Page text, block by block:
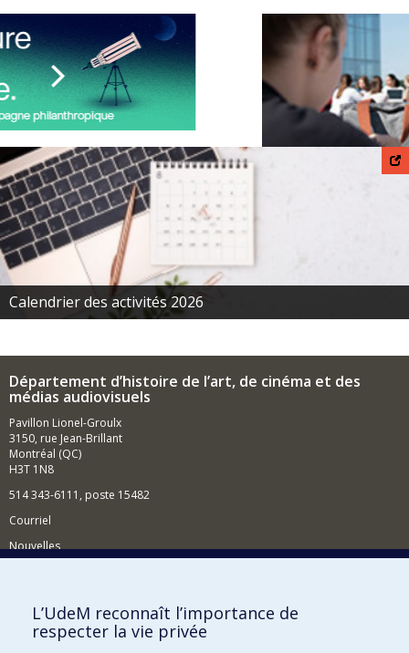
Services de soutien à la réussite et psychologique
Calendrier des activités 2026
Département d’histoire de l’art, de cinéma et des
médias audiovisuels
Pavillon Lionel-Groulx
3150, rue Jean-Brillant
Montréal (QC)
H3T 1N8
514 343-6111, poste 15482
Courriel
Nouvelles
Comment soutenir le Département?
BESOIN D'AIDE?
L’UdeM reconnaît l’importance de
respecter la vie privée